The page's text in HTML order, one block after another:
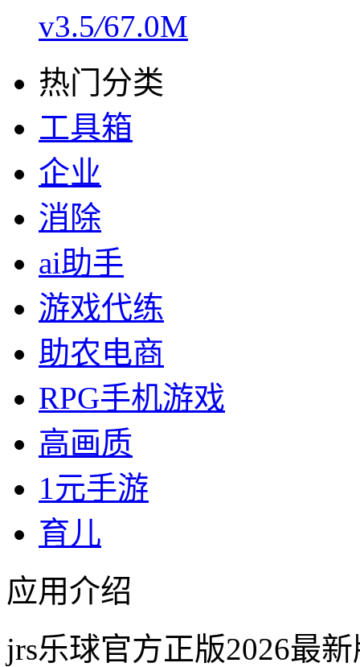
v3.5/67.0M
热门分类
工具箱
企业
消除
ai助手
游戏代练
助农电商
RPG手机游戏
高画质
1元手游
育儿
应用介绍
jrs乐球官方正版2026最